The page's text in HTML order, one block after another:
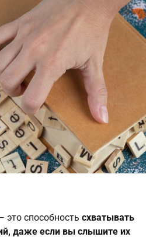
это способность схватывать
даже если вы слышите их